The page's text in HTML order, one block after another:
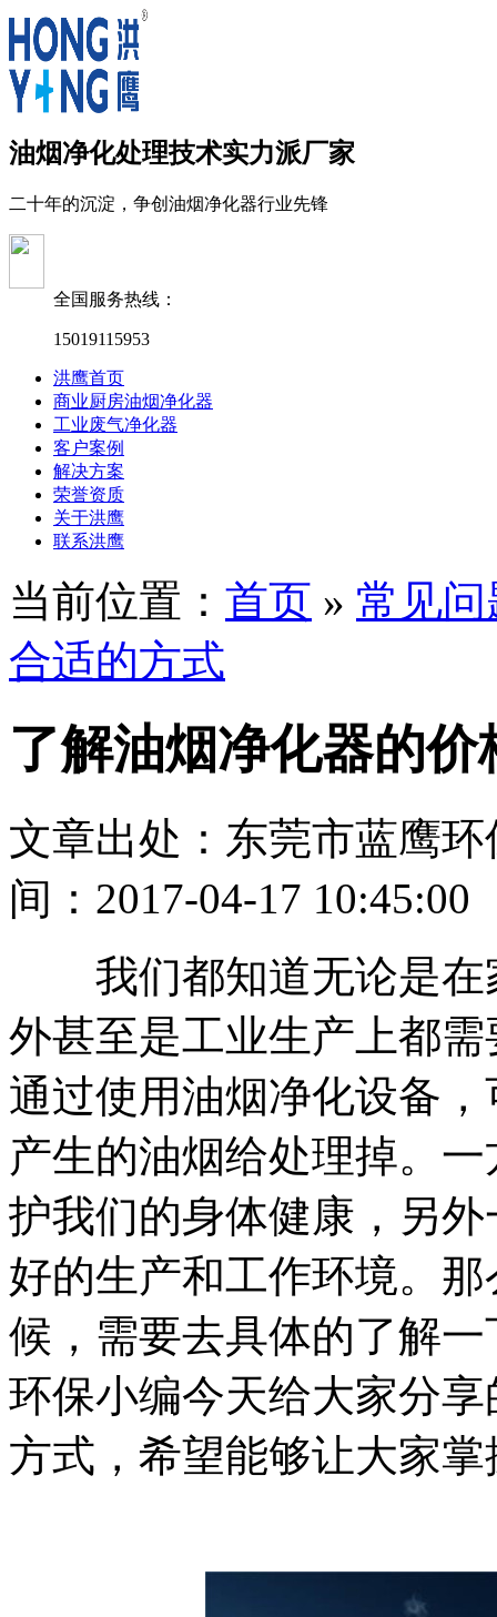
油烟净化处理技术实力派厂家
二十年的沉淀，争创油烟净化器行业先锋
全国服务热线：
15019115953
洪鹰首页
商业厨房油烟净化器
工业废气净化器
客户案例
解决方案
荣誉资质
关于洪鹰
联系洪鹰
当前位置： 首页 » 常见问
合适的方式
了解油烟净化器的
文章出处：东莞市蓝鹰
间：2017-04-17 10:45:00
我们都知道无论是在
外甚至是工业生产上都
通过使用油烟净化设备
产生的油烟给处理掉。
护我们的身体健康，另
好的生产和工作环境。
候，需要去具体的了解
环保小编今天给大家分
方式，希望能够让大家